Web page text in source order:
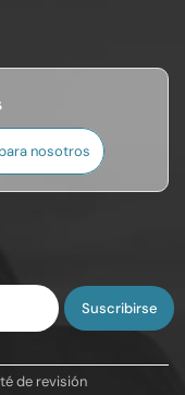
nosotros
de revisión